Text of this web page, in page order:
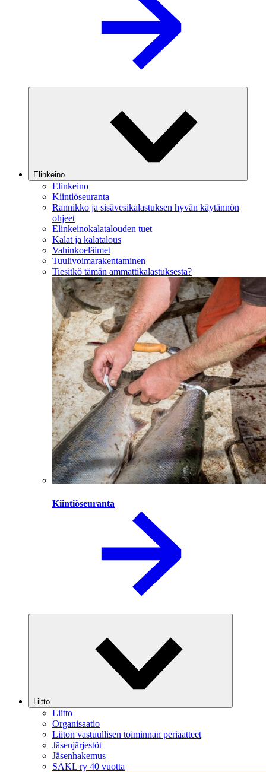
Elinkeino
Elinkeino
Kiintiöseuranta
Rannikko ja sisävesikalastuksen hyvän käytännön
ohjeet
Elinkeinokalatalouden tuet
Kalat ja kalatalous
Vahinkoeläimet
Tuulivoimarakentaminen
Tiesitkö tämän ammattikalastuksesta?
Kiintiöseuranta
Liitto
Liitto
Organisaatio
Liiton vastuullisen toiminnan periaatteet
Jäsenjärjestöt
Jäsenhakemus
SAKL ry 40 vuotta